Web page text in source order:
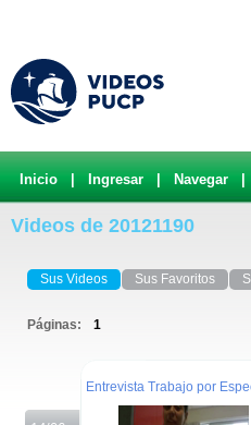
Inicio Ingresar Navegar
Videos de 20121190
Sus Videos Sus Favoritos
Páginas: 1
Entrevista Trabajo por